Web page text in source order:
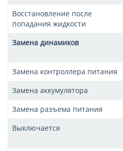
Восстановление после
попадания жидкости
Замена динамиков
Замена контроллера питания
Замена аккумулятора
Замена разъема питания
Выключается